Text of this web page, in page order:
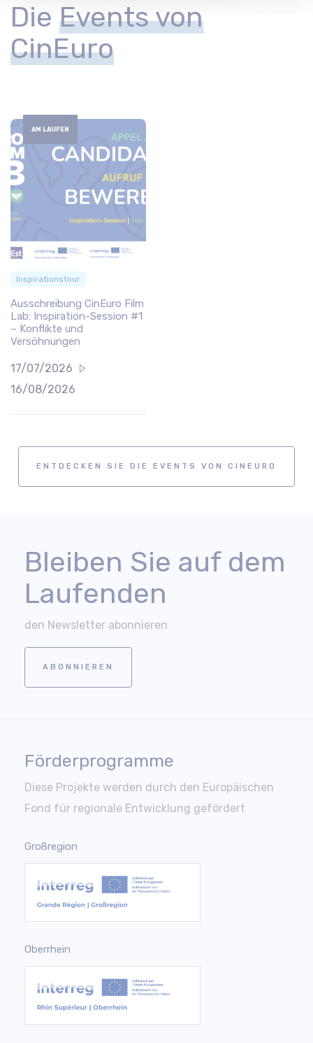
Die Events von
CinEuro
AM LAUFEN
Inspirationstour
Ausschreibung CinEuro Film
Lab: Inspiration-Session #1
– Konflikte und
Versöhnungen
17/07/2026
16/08/2026
ENTDECKEN SIE DIE EVENTS VON CINEURO
Bleiben Sie auf dem
Laufenden
den Newsletter abonnieren
ABONNIEREN
Förderprogramme
Diese Projekte werden durch den Europäischen
Fond für regionale Entwicklung gefördert
Großregion
Oberrhein